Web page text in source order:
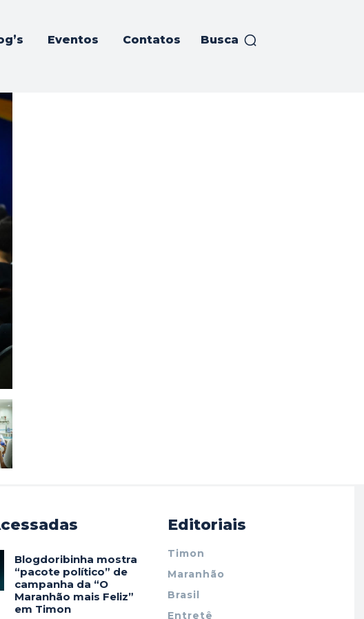
Eventos Contatos Busca
Blogdoribinha mostra
“pacote político” de
campanha da “O
Maranhão mais Feliz”
em Timon
Editoriais
Timon
Maranhão
Brasil
Entretê